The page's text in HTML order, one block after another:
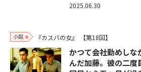
2025.06.30
小説 『カスバの女』 【第18回】
かつて会社勤めしな
んだ加藤。彼の二